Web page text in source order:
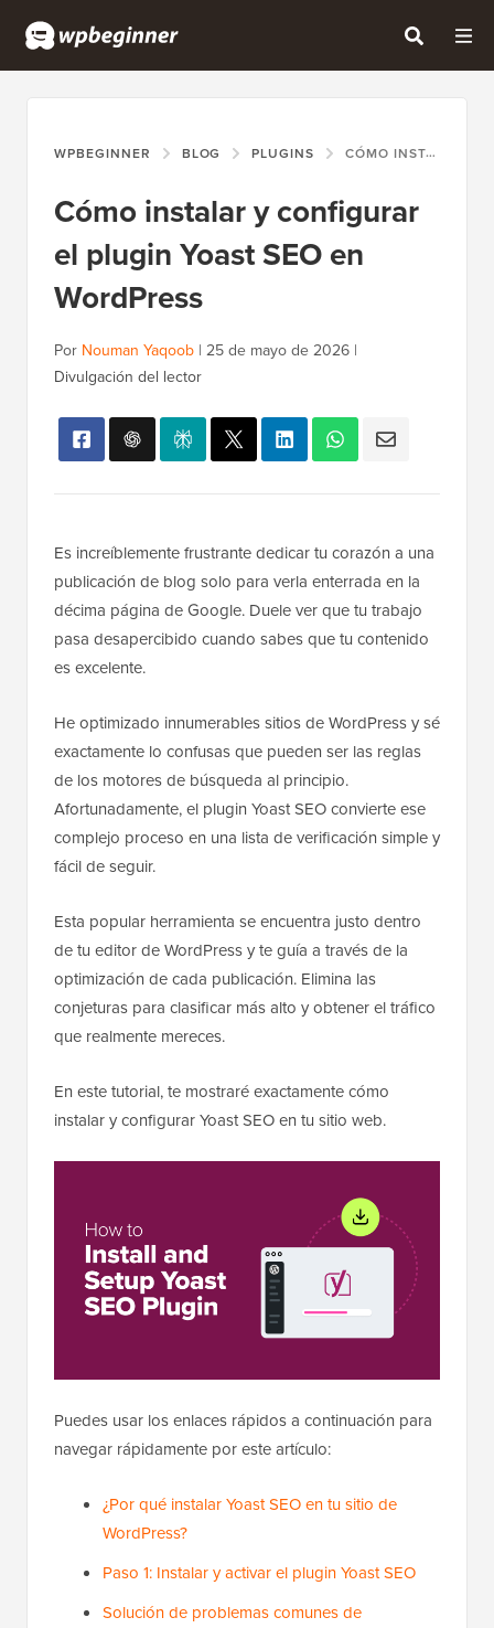
WPBEGINNER BLOG PLUGINS CÓMO INSTALAR Y CONFIGURAR EL PLUGIN YOAST SEO EN WORDPRESS
Cómo instalar y configurar
el plugin Yoast SEO en
WordPress
Por Nouman Yaqoob | 25 de mayo de 2026 |
Divulgación del lector
Es increíblemente frustrante dedicar tu corazón a una
publicación de blog solo para verla enterrada en la
décima página de Google. Duele ver que tu trabajo
pasa desapercibido cuando sabes que tu contenido
es excelente.
He optimizado innumerables sitios de WordPress y sé
exactamente lo confusas que pueden ser las reglas
de los motores de búsqueda al principio.
Afortunadamente, el plugin Yoast SEO convierte ese
complejo proceso en una lista de verificación simple y
fácil de seguir.
Esta popular herramienta se encuentra justo dentro
de tu editor de WordPress y te guía a través de la
optimización de cada publicación. Elimina las
conjeturas para clasificar más alto y obtener el tráfico
que realmente mereces.
En este tutorial, te mostraré exactamente cómo
instalar y configurar Yoast SEO en tu sitio web.
Puedes usar los enlaces rápidos a continuación para
navegar rápidamente por este artículo:
¿Por qué instalar Yoast SEO en tu sitio de
WordPress?
Paso 1: Instalar y activar el plugin Yoast SEO
Solución de problemas comunes de